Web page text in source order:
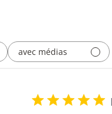
avec médias